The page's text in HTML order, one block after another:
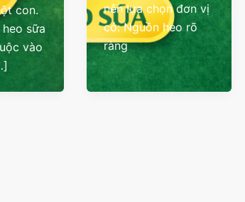
con.
sữa
vào
nên lựa chọn đơn vị
có: Nguồn heo rõ
ràng